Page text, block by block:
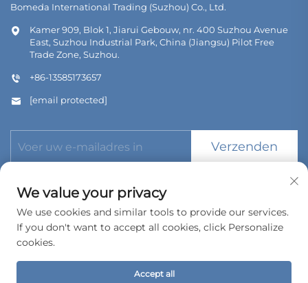
Bomeda International Trading (Suzhou) Co., Ltd.
Kamer 909, Blok 1, Jiarui Gebouw, nr. 400 Suzhou Avenue
East, Suzhou Industrial Park, China (Jiangsu) Pilot Free
Trade Zone, Suzhou.
+86-13585173657
[email protected]
Verzenden
Copyright © 2026 Bomeda International Trading (Suzhou) Co.,
Privacybeleid
We value your privacy
We use cookies and similar tools to provide our services.
If you don't want to accept all cookies, click Personalize
cookies.
Accept all